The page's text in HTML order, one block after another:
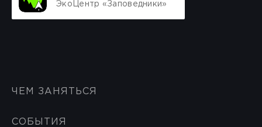
ЭкоЦентр «Заповедники»
ЧЕМ ЗАНЯТЬСЯ
СОБЫТИЯ